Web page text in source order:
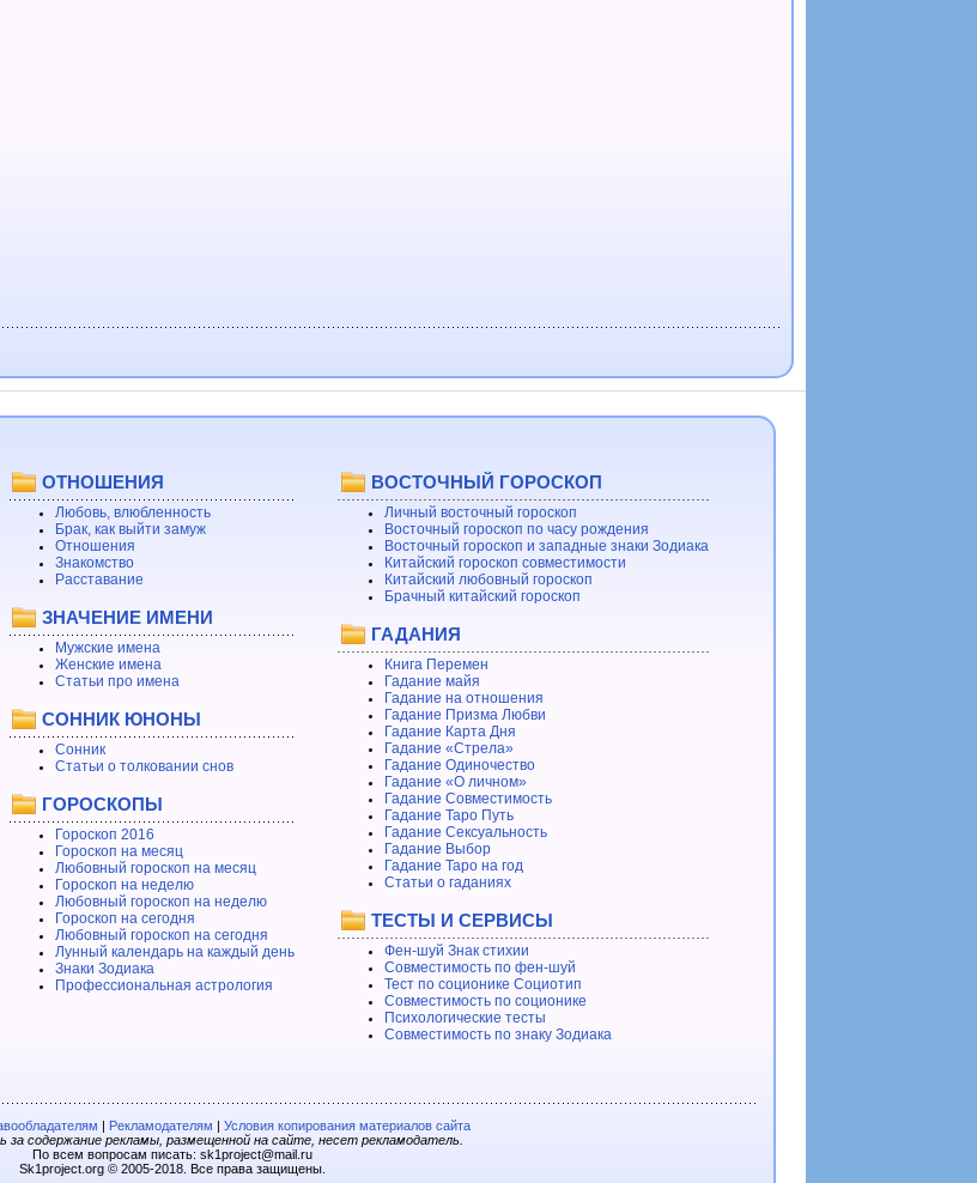
ОТНОШЕНИЯ
Любовь, влюбленность
Брак, как выйти замуж
Отношения
Знакомство
Расставание
ЗНАЧЕНИЕ ИМЕНИ
Мужские имена
Женские имена
Статьи про имена
СОННИК ЮНОНЫ
Сонник
Статьи о толковании снов
ГОРОСКОПЫ
Гороскоп 2016
Гороскоп на месяц
Любовный гороскоп на месяц
Гороскоп на неделю
Любовный гороскоп на неделю
Гороскоп на сегодня
Любовный гороскоп на сегодня
Лунный календарь на каждый день
Знаки Зодиака
Профессиональная астрология
ВОСТОЧНЫЙ ГОРОСКОП
Личный восточный гороскоп
Восточный гороскоп по часу рождения
Восточный гороскоп и западные знаки Зодиака
Китайский гороскоп совместимости
Китайский любовный гороскоп
Брачный китайский гороскоп
ГАДАНИЯ
Книга Перемен
Гадание майя
Гадание на отношения
Гадание Призма Любви
Гадание Карта Дня
Гадание «Стрела»
Гадание Одиночество
Гадание «О личном»
Гадание Совместимость
Гадание Таро Путь
Гадание Сексуальность
Гадание Выбор
Гадание Таро на год
Статьи о гаданиях
ТЕСТЫ И СЕРВИСЫ
Фен-шуй Знак стихии
Совместимость по фен-шуй
Тест по соционике Социотип
Совместимость по соционике
Психологические тесты
Совместимость по знаку Зодиака
| Рекламодателям | Условия копирования материалов сайта
содержание рекламы, размещенной на сайте, несет рекламодатель.
По всем вопросам писать: sk1project@mail.ru
Sk1project.org © 2005-2018. Все права защищены.